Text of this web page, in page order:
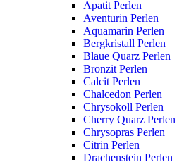
Apatit Perlen
Aventurin Perlen
Aquamarin Perlen
Bergkristall Perlen
Blaue Quarz Perlen
Bronzit Perlen
Calcit Perlen
Chalcedon Perlen
Chrysokoll Perlen
Cherry Quarz Perlen
Chrysopras Perlen
Citrin Perlen
Drachenstein Perlen